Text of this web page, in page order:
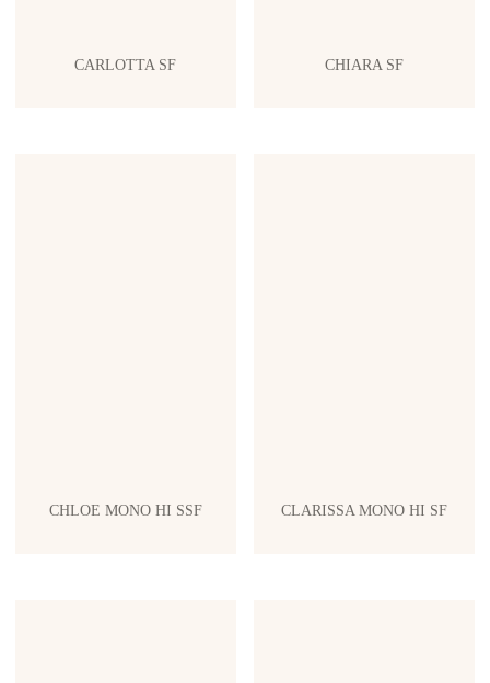
CARLOTTA SF CHIARA SF
CHLOE MONO HI SSF CLARISSA MONO HI SF